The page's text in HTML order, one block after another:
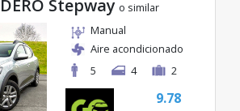
Stepway o similar
Manual
Aire acondicionado
5
4 2
9.78